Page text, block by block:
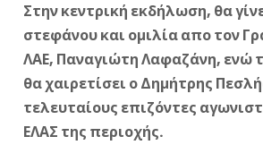
Στην κεντρική εκδήλωση, θα
στεφάνου και ομιλία απο τον
ΛΑΕ, Παναγιώτη Λαφαζάνη, ενώ
θα χαιρετίσει ο Δημήτρης
τελευταίους επιζόντες
ΕΛΑΣ της περιοχής.